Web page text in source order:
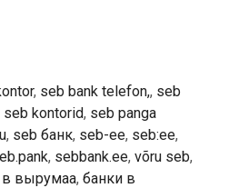
, seb bank telefon,, seb
seb kontorid, seb panga
, seb банк, seb-ee, seb:ee,
, sebbank.ee, võru seb,
в вырумаа, банки в